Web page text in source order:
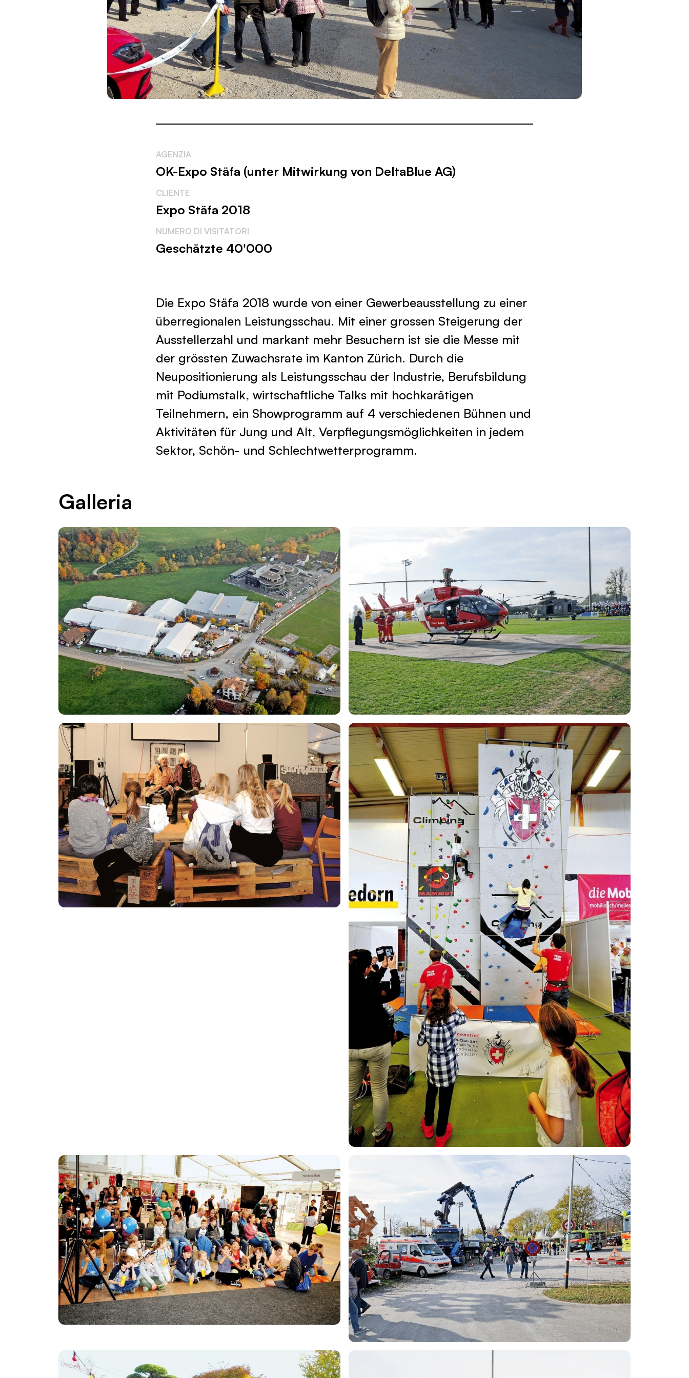
AGENZIA
OK-Expo Stäfa (unter Mitwirkung von DeltaBlue AG)
CLIENTE
Expo Stäfa 2018
NUMERO DI VISITATORI
Geschätzte 40'000
Die Expo Stäfa 2018 wurde von einer Gewerbeausstellung zu einer
überregionalen Leistungsschau. Mit einer grossen Steigerung der
Ausstellerzahl und markant mehr Besuchern ist sie die Messe mit
der grössten Zuwachsrate im Kanton Zürich. Durch die
Neupositionierung als Leistungsschau der Industrie, Berufsbildung
mit Podiumstalk, wirtschaftliche Talks mit hochkarätigen
Teilnehmern, ein Showprogramm auf 4 verschiedenen Bühnen und
Aktivitäten für Jung und Alt, Verpflegungsmöglichkeiten in jedem
Sektor, Schön- und Schlechtwetterprogramm.
Galleria